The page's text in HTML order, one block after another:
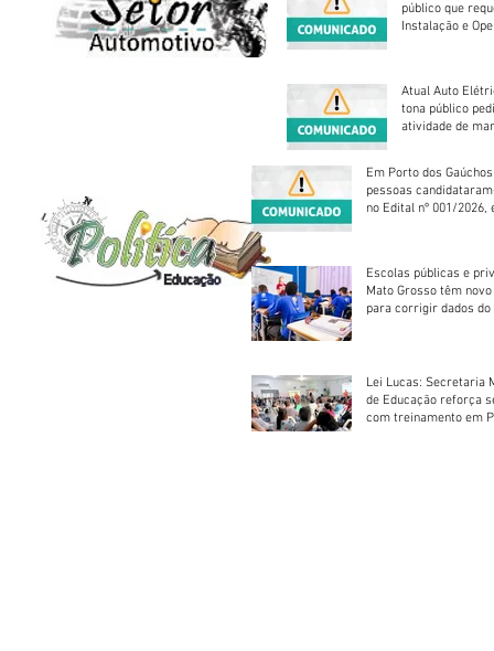
público que
Instalação e
Atual Auto
tona público
atividade de
Em Porto dos
pessoas
no Edital nº 001/2026,
Escolas públicas e
Mato Grosso têm
para corrigir dados do
Lei Lucas: Secretaria
de Educação reforça
com treinamento em